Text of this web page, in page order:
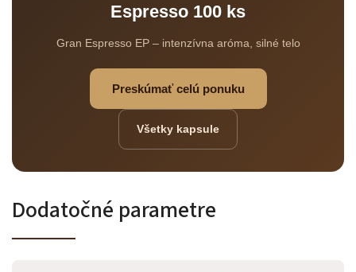
Espresso 100 ks
Gran Espresso EP – intenzívna aróma, silné telo
Preskúmať celú ponuku
Všetky kapsule
Dodatočné parametre